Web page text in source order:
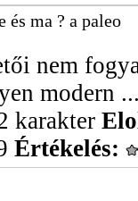
ma ? a paleo
nem
modern
karakter
Értékelés: